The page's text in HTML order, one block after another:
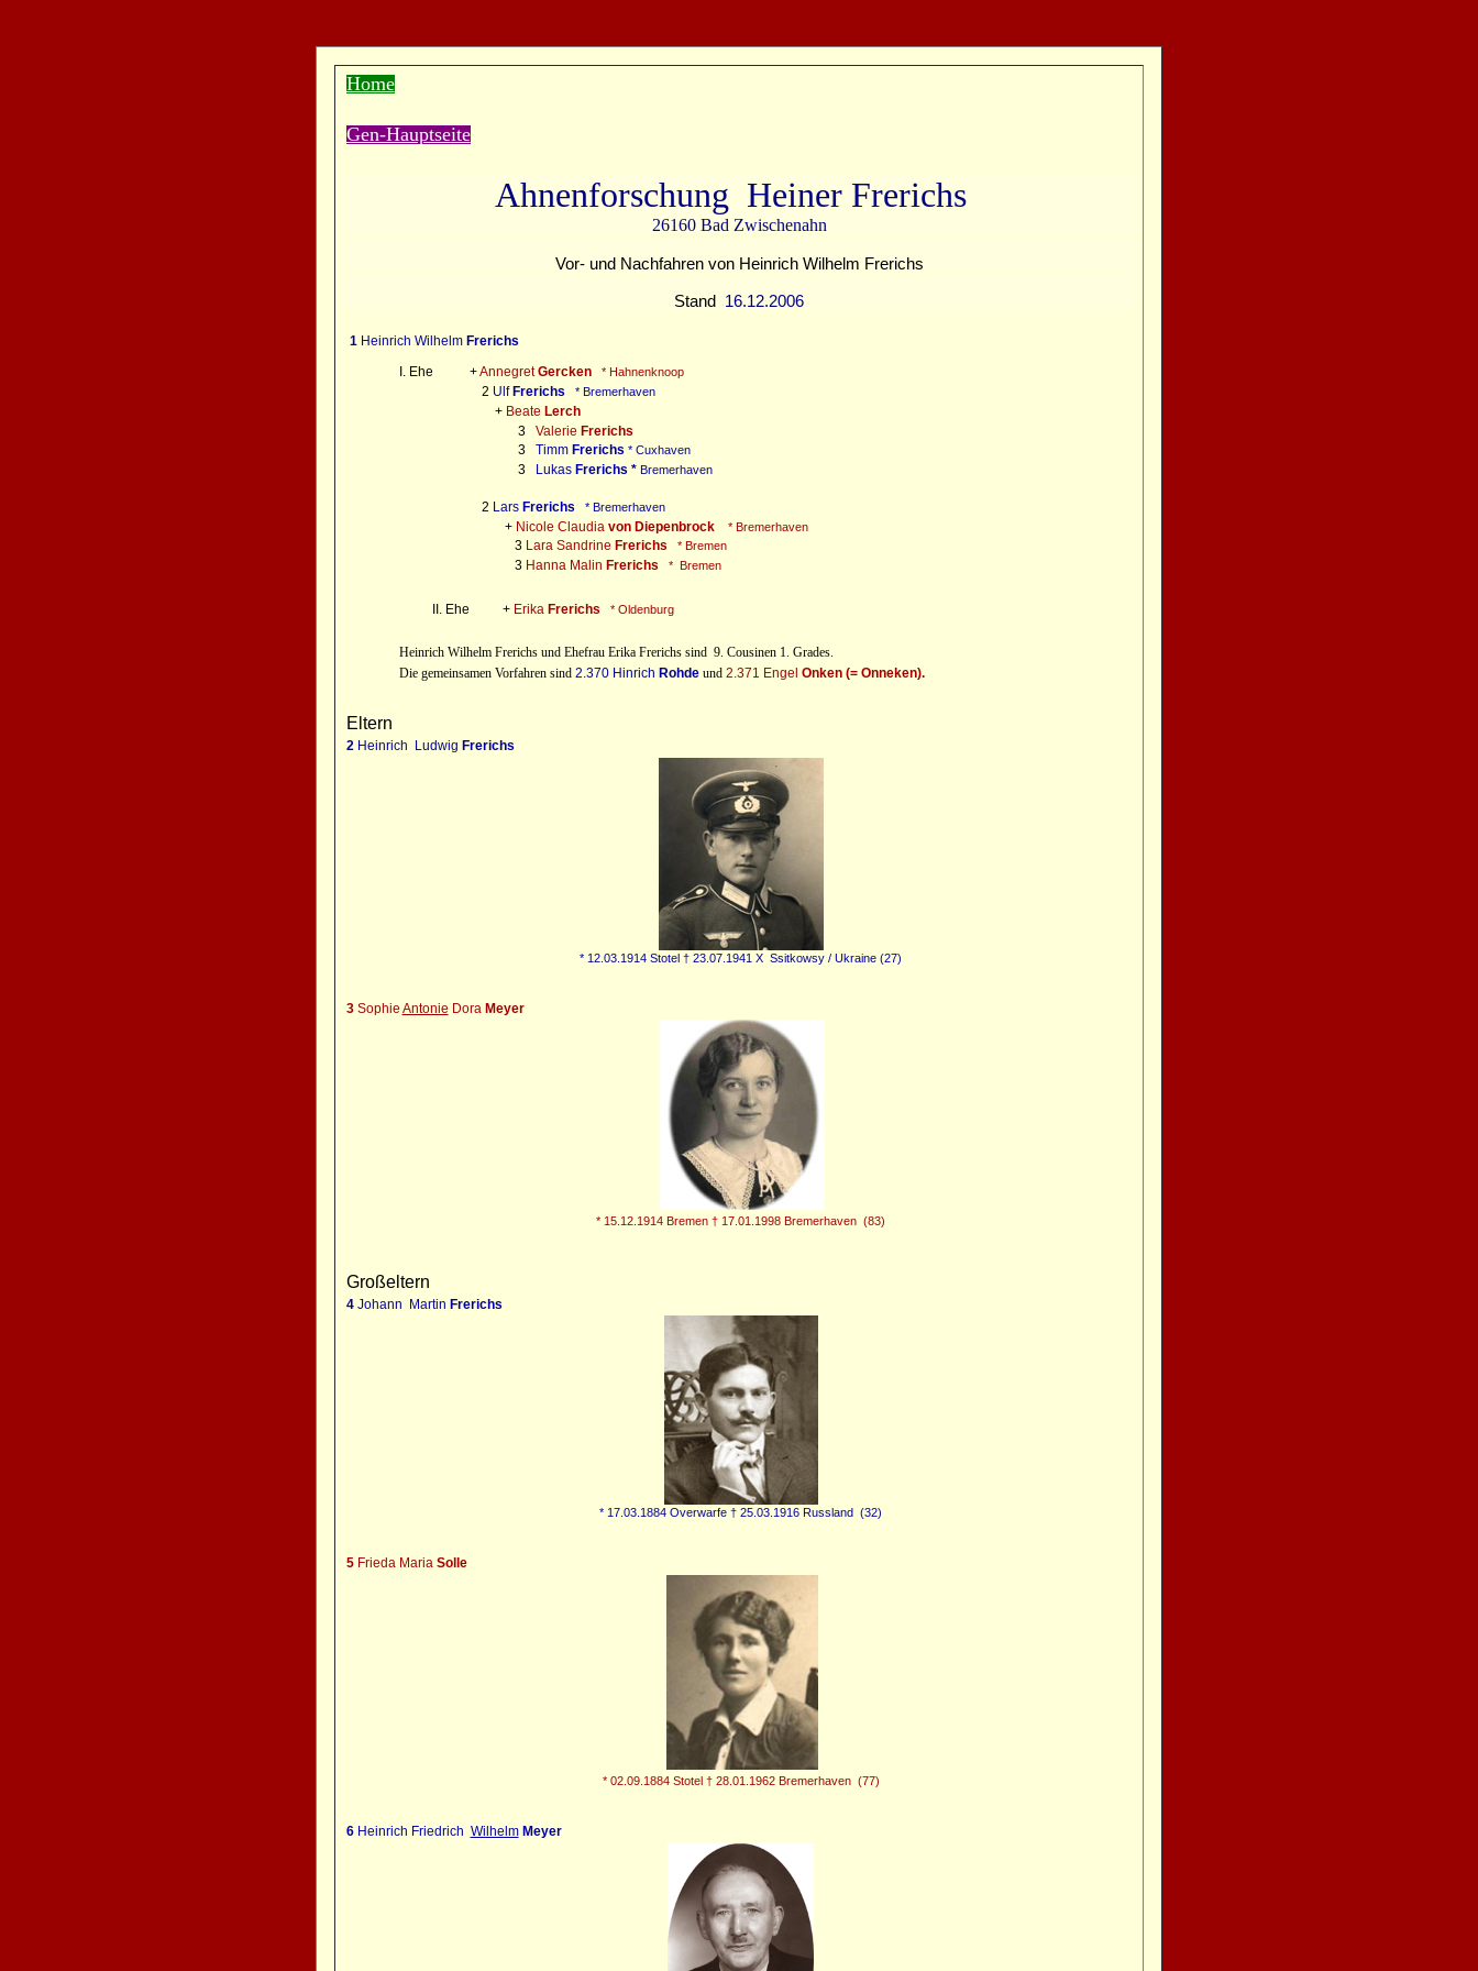
Home
Gen-Hauptseite
Ahnenforschung Heiner Frerichs
26160 Bad Zwischenahn
Vor- und Nachfahren von Heinrich Wilhelm Frerichs
Stand 16.12.2006
1 Heinrich Wilhelm Frerichs
I. Ehe +AnnegretGercken * Hahnenknoop
2 Ulf Frerichs * Bremerhaven
+ Beate Lerch
3ValerieFrerichs
3Timm Frerichs* Cuxhaven
3 Lukas Frerichs *Bremerhaven
2 Lars Frerichs * Bremerhaven
+ Nicole Claudia von Diepenbrock * Bremerhaven
3 Lara Sandrine Frerichs* Bremen
3 Hanna Malin Frerichs* Bremen
II. Ehe + Erika Frerichs * Oldenburg
Heinrich Wilhelm Frerichs und Ehefrau Erika Frerichs sind 9. Cousinen 1. Grades.
Die gemeinsamen Vorfahren sind 2.370 Hinrich Rohdeund 2.371 Engel Onken (= Onneken).
Eltern
2 Heinrich Ludwig Frerichs
* 12.03.1914 Stotel † 23.07.1941 X Ssitkowsy / Ukraine (27)
3 Sophie Antonie Dora Meyer
* 15.12.1914 Bremen † 17.01.1998 Bremerhaven (83)
Großeltern
4 Johann Martin Frerichs
* 17.03.1884 Overwarfe † 25.03.1916 Russland (32)
5 Frieda Maria Solle
* 02.09.1884 Stotel † 28.01.1962 Bremerhaven (77)
6 Heinrich Friedrich Wilhelm Meyer